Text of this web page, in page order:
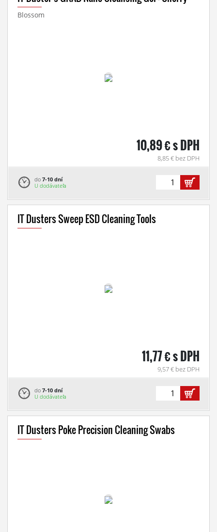
Blossom
10,89 € s DPH
8,85 € bez DPH
do 7-10 dní
U dodávateľa
IT Dusters Sweep ESD Cleaning Tools
11,77 € s DPH
9,57 € bez DPH
do 7-10 dní
U dodávateľa
IT Dusters Poke Precision Cleaning Swabs